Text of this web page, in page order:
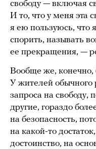
свободу — включая
И то, что у меня эта
я ею пользуюсь, что
спорить, называть
ее прекращения, —
Вообще же, конечно,
У жителей обычного
запроса на свободу,
другие, гораздо
на безопасность,
на какой-то
достоинство, на